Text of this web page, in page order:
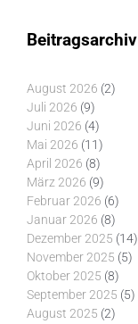
Beitragsarchiv
August 2026 (2)
Juli 2026 (9)
Juni 2026 (4)
Mai 2026 (11)
April 2026 (8)
März 2026 (9)
Februar 2026 (6)
Januar 2026 (8)
Dezember 2025 (14)
November 2025 (5)
Oktober 2025 (8)
September 2025 (5)
August 2025 (2)